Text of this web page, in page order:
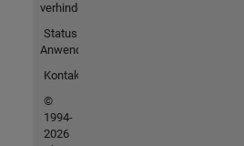
verhindern
Status von
Anwendungen
Kontakt
©
1994-
2026